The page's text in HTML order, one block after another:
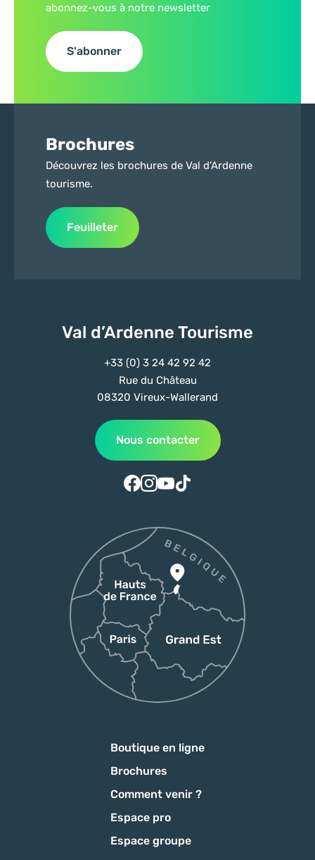
abonnez-vous à notre newsletter
S'abonner
Brochures
Découvrez les brochures de Val d’Ardenne
tourisme.
Feuilleter
Val d’Ardenne Tourisme
+33 (0) 3 24 42 92 42
Rue du Château
08320 Vireux-Wallerand
Nous contacter
Suivez-nous sur Facebook
Suivez-nous sur Instagram
Suivez-nous sur Youtube
Suivez-nous sur Tiktok
Boutique en ligne
Brochures
Comment venir ?
Espace pro
Espace groupe